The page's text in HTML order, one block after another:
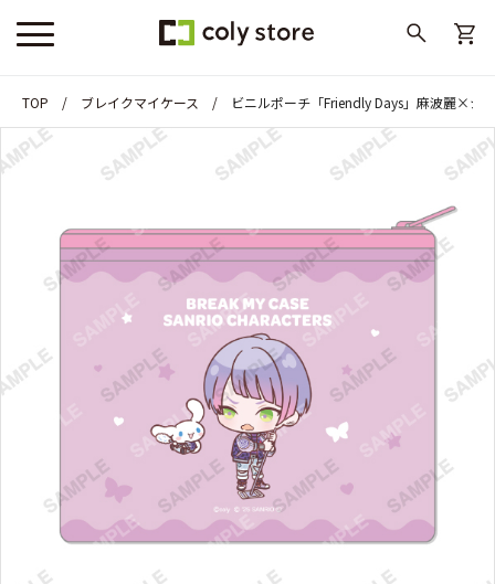
TOP ブレイクマイケース ビニルポーチ「Friendly Days」麻波麗×シ